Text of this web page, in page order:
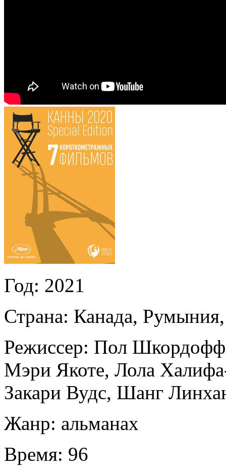
Год: 2021
Страна: Канада,
Режиссер: Пол Шкордофф
Мэри Якоте, Лола
Закари Вудс, Шанг
Жанр: альманах
Время: 96